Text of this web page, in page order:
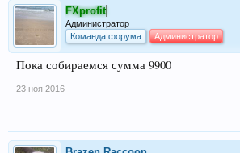
FXprofit
Администратор
Команда форума
Администратор
Пока собираемся сумма 9900
23 ноя 2016